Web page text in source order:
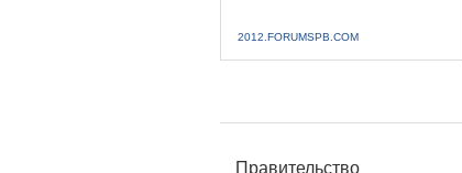
2012.FORUMSPB.COM
Правительство